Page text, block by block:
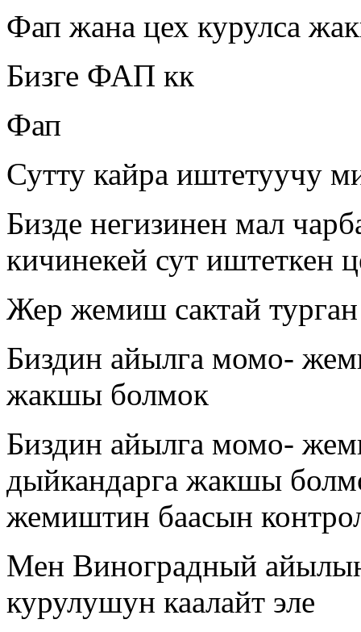
Фап жана цех курулса
Бизге ФАП кк
Фап
Сутту кайра иштетуучу
Бизде негизинен мал
кичинекей сут иштеткен
Жер жемиш сактай турган
Биздин айылга момо-
жакшы болмок
Биздин айылга момо-
дыйкандарга жакшы
жемиштин баасын
Мен Виноградный
курулушун каалайт эле